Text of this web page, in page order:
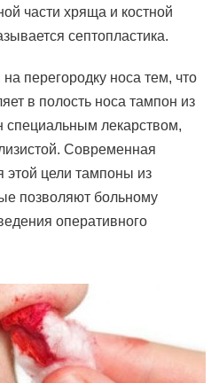
части хряща и костной
септопластика.
перегородку носа тем, что
в полость носа тампон из
специальным лекарством,
Современная
этой цели тампоны из
позволяют больному
оперативного